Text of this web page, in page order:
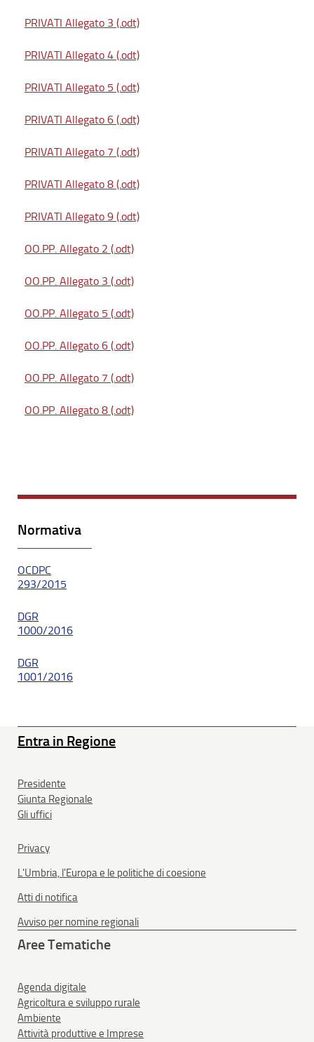
PRIVATI Allegato 3 (.odt)
PRIVATI Allegato 4 (.odt)
PRIVATI Allegato 5 (.odt)
PRIVATI Allegato 6 (.odt)
PRIVATI Allegato 7 (.odt)
PRIVATI Allegato 8 (.odt)
PRIVATI Allegato 9 (.odt)
OO.PP. Allegato 2 (.odt)
OO.PP. Allegato 3 (.odt)
OO.PP. Allegato 5 (.odt)
OO.PP. Allegato 6 (.odt)
OO.PP. Allegato 7 (.odt)
OO.PP. Allegato 8 (.odt)
Normativa
OCDPC
293/2015
DGR
1000/2016
DGR
1001/2016
Entra in Regione
Presidente
Giunta Regionale
Gli uffici
Privacy
L'Umbria, l'Europa e le politiche di coesione
Atti di notifica
Avviso per nomine regionali
Aree Tematiche
Agenda digitale
Agricoltura e sviluppo rurale
Ambiente
Attività produttive e Imprese